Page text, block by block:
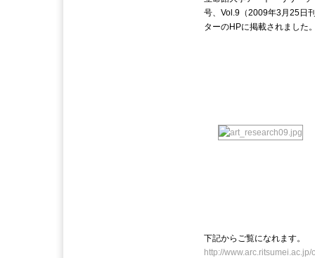
号、Vol.9（2009年3月25日
ターのHPに掲載されました
下記からご覧になれます。
http://